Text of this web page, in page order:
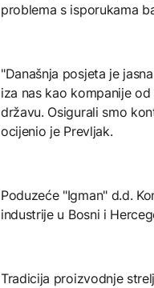
problema s isporukama
"Današnja posjeta je
iza nas kao kompanije
državu. Osigurali smo
ocijenio je Prevljak.
Poduzeće "Igman" d.d.
industrije u Bosni i
Tradicija proizvodnje